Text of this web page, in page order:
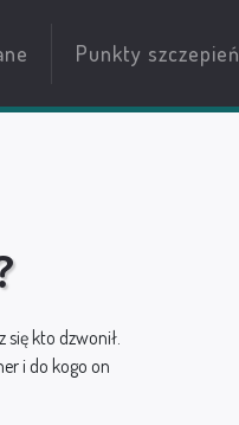
Punkty szczepień
się kto dzwonił.
i do kogo on